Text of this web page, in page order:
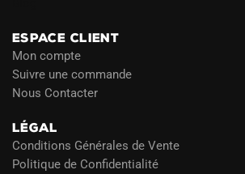
ESPACE CLIENT
Mon compte
Suivre une commande
Nous Contacter
LÉGAL
Conditions Générales de Vente
Politique de Confidentialité